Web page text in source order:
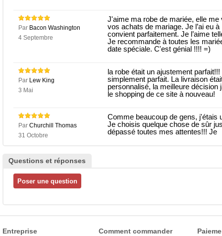
Par Bacon Washington
4 Septembre
J'aime ma robe de mariée, elle
vos achats de mariage. Je l’ai eu
convient parfaitement. Je l’aime
Je recommande à toutes les
date spéciale. C'est génial !!!! =)
Par Lew King
3 Mai
la robe était un ajustement
simplement parfait. La livraison
personnalisé, la meilleure
le shopping de ce site à nouveau!
Par Churchill Thomas
31 Octobre
Comme beaucoup de gens, j'étais
Je choisis quelque chose de sûr
dépassé toutes mes attentes!!! Je
Questions et réponses
Entreprise Comment commander